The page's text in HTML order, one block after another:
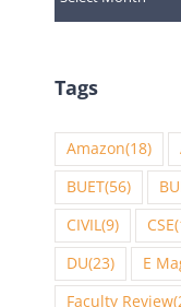
Tags
Amazon(18)
BUET(56)
CIVIL(9) CSE
DU(23) E
Faculty Review